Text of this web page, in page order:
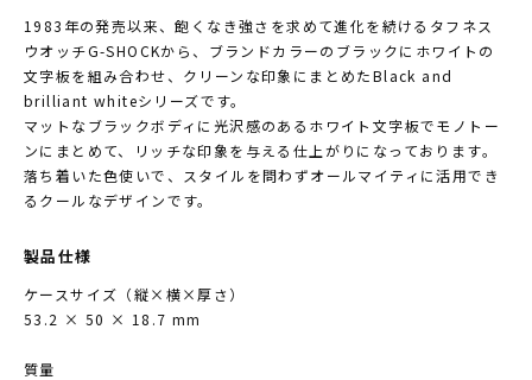
1983年の発売以来、飽くなき強さを求めて進化を続けるタフネス
ウオッチG-SHOCKから、ブランドカラーのブラックにホワイトの
文字板を組み合わせ、クリーンな印象にまとめたBlack and
brilliant whiteシリーズです。
マットなブラックボディに光沢感のあるホワイト文字板でモノトー
ンにまとめて、リッチな印象を与える仕上がりになっております。
落ち着いた色使いで、スタイルを問わずオールマイティに活用でき
るクールなデザインです。
製品仕様
ケースサイズ（縦×横×厚さ）
53.2 × 50 × 18.7 mm
質量